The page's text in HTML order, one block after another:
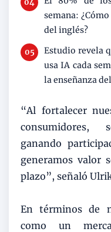
semana:
del inglés?
Estudio revela
usa IA cada
la enseñanza
“Al fortalecer
consumidores,
ganando
generamos valor
plazo”, señaló
En términos de
como un